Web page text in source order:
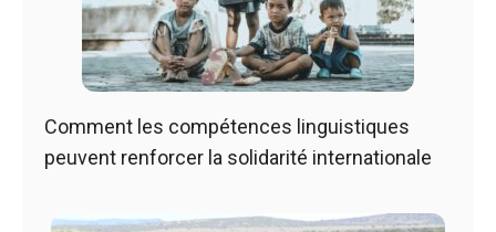
Comment les compétences linguistiques
peuvent renforcer la solidarité internationale